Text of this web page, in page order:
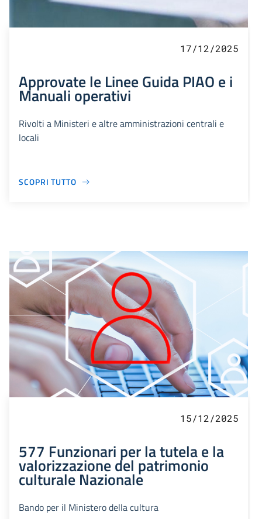
17/12/2025
Approvate le Linee Guida PIAO e i
Manuali operativi
Rivolti a Ministeri e altre amministrazioni centrali e
locali
SCOPRI TUTTO
15/12/2025
577 Funzionari per la tutela e la
valorizzazione del patrimonio
culturale Nazionale
Bando per il Ministero della cultura